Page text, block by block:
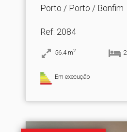
Porto / Porto / Bonfim
Ref: 2084
56.4 m2 2
Em execução